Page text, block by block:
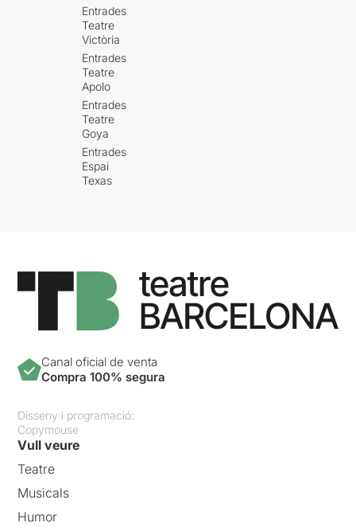
Entrades
Teatre
Victòria
Entrades
Teatre
Apolo
Entrades
Teatre
Goya
Entrades
Espai
Texas
Canal oficial de venta
Compra 100% segura
Disseny i programació:
Copymouse
Vull veure
Teatre
Musicals
Humor